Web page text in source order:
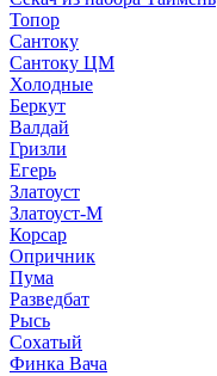
Топор
Сантоку
Сантоку ЦМ
Холодные
Беркут
Валдай
Гризли
Егерь
Златоуст
Златоуст-М
Корсар
Опричник
Пума
Разведбат
Рысь
Сохатый
Финка Вача